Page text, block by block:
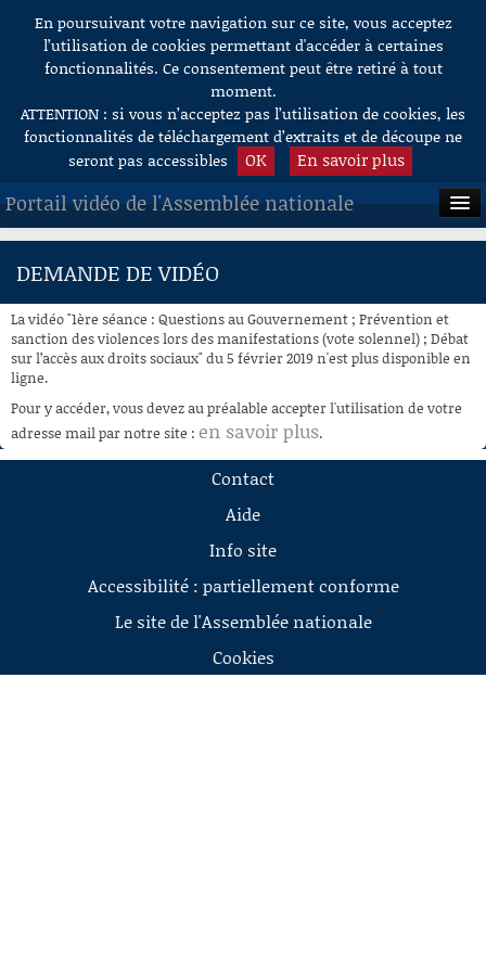
Aller au contenu
En poursuivant votre navigation sur ce site, vous acceptez
l’utilisation de cookies permettant d'accéder à certaines
fonctionnalités. Ce consentement peut être retiré à tout
moment.
ATTENTION : si vous n’acceptez pas l’utilisation de cookies, les
fonctionnalités de téléchargement d’extraits et de découpe ne
seront pas accessibles
OK En savoir plus
Portail vidéo de l'Assemblée nationale
ACCUEIL
À LA DEMANDE
RECHERCHE
AIDE À LA DÉCOUPE
DE VIDÉOS
DEMANDE DE VIDÉO
La vidéo "1ère séance : Questions au Gouvernement ; Prévention et
sanction des violences lors des manifestations (vote solennel) ; Débat
sur l’accès aux droits sociaux" du 5 février 2019 n'est plus disponible en
ligne.
Pour y accéder, vous devez au préalable accepter l'utilisation de votre
adresse mail par notre site : en savoir plus.
Contact
Aide
Info site
Accessibilité : partiellement conforme
Le site de l'Assemblée nationale
Cookies